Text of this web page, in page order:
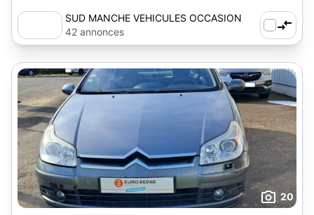
SUD MANCHE VEHICULES OCCASION
42 annonces
20